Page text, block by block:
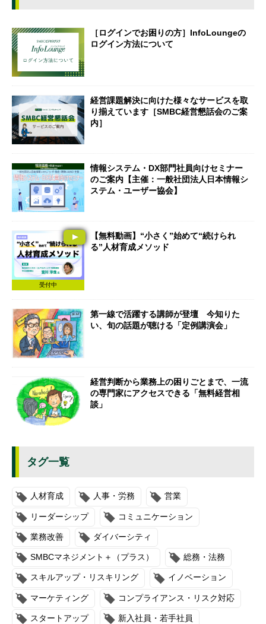
［ログインでお困りの方］InfoLoungeの
ログイン方法について
経営課題解決に向けた様々なサービスを取
り揃えています［SMBC経営懇話会のご案
内］
情報システム・DX部門社員向けセミナー
のご案内【主催：一般社団法人日本情報シ
ステム・ユーザー協会】
受付中
【無料動画】“小さく”始めて“続けられ
る”人材育成メソッド
第一線で活躍する講師が登壇 今知りた
い、旬の話題が聴ける「定例講演会」
経営判断から業務上の困りごとまで、一流
の専門家にアクセスできる「無料経営相
談」
タグ一覧
人材育成 人事・労務 営業
リーダーシップ コミュニケーション
業務改善 ダイバーシティ
SMBCマネジメント＋（プラス） 総務・法務
スキルアップ・リスキリング イノベーション
マーケティング コンプライアンス・リスク対応
スタートアップ 新入社員・若手社員